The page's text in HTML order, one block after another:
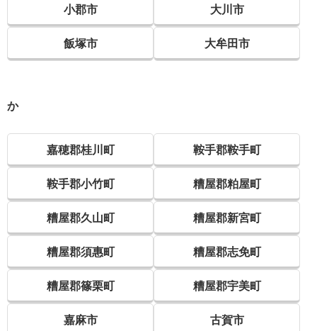
小郡市 大川市
飯塚市 大牟田市
か
嘉穂郡桂川町 鞍手郡鞍手町
鞍手郡小竹町 糟屋郡粕屋町
糟屋郡久山町 糟屋郡新宮町
糟屋郡須惠町 糟屋郡志免町
糟屋郡篠栗町 糟屋郡宇美町
嘉麻市 古賀市